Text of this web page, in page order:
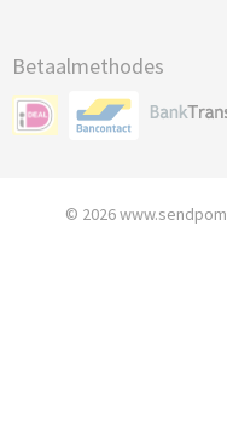
Betaalmethodes
© 2026